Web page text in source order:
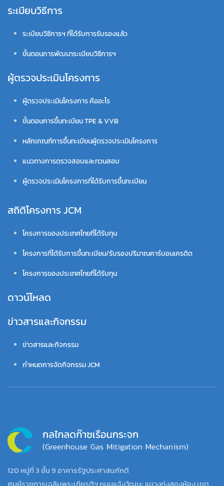
ระเบียบวิธีการ
ระเบียบวิธีการฯ ที่ได้รับการรับรองแล้ว
ขั้นตอนการพัฒนาระเบียบวิธีการฯ
ผู้ตรวจประเมินโครงการ
ผู้ตรวจประเมินโครงการ คืออะไร
ขั้นตอนการขึ้นทะเบียน TPE & VVB
หลักเกณฑ์การขึ้นทะเบียนผู้ตรวจประเมินโครงการ
แนวทางการตรวจสอบและทวนสอบ
ผู้ตรวจประเมินโครงการที่ได้รับการขึ้นทะเบียน
สถิติโครงการ JCM
โครงการของประเทศไทยที่ได้รับทุน
โครงการที่ได้รับการขึ้นทะเบียน/รับรองปริมาณคาร์บอนเครดิต
โครงการของประเทศไทยที่ได้รับทุน
ดาวน์โหลด
ข่าวสารและกิจกรรม
ข่าวสารและกิจกรรม
กำหนดการจัดกิจกรรม JCM
120 หมู่ที่ 3 ชั้น 9 อาคารรัฐประศาสนภักดี
ศูนย์ราชการเฉลิมพระเกียรติฯ ถนนแจ้งวัฒนะ แขวงทุ่งสองห้อง เขต